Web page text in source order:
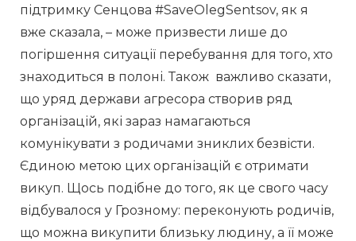
підтримку Сенцова #SaveOlegSentsov, як я
вже сказала, – може призвести лише до
погіршення ситуації перебування для того, хто
знаходиться в полоні. Також  важливо сказати,
що уряд держави агресора створив ряд
організацій, які зараз намагаються
комунікувати з родичами зниклих безвісти.
Єдиною метою цих організацій є отримати
викуп. Щось подібне до того, як це свого часу
відбувалося у Грозному: переконують родичів,
що можна викупити близьку людину, а її може